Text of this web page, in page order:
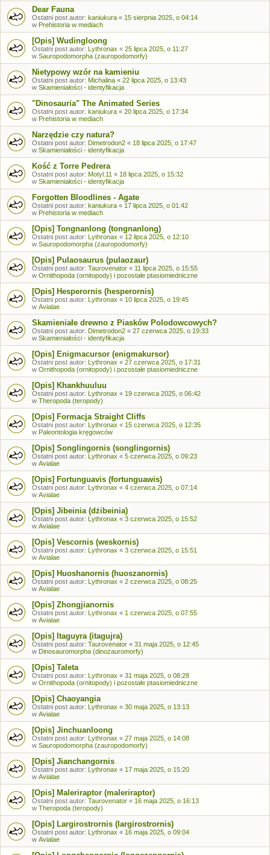
Dear Fauna
Ostatni post autor: kaniukura « 15 sierpnia 2025, o 04:14
w Prehistoria w mediach
[Opis] Wudingloong
Ostatni post autor: Lythronax « 25 lipca 2025, o 11:27
w Sauropodomorpha (zauropodomorfy)
Nietypowy wzór na kamieniu
Ostatni post autor: Michalina « 22 lipca 2025, o 13:43
w Skamieniałości - identyfikacja
"Dinosauria" The Animated Series
Ostatni post autor: kaniukura « 20 lipca 2025, o 17:34
w Prehistoria w mediach
Narzędzie czy natura?
Ostatni post autor: Dimetrodon2 « 18 lipca 2025, o 17:47
w Skamieniałości - identyfikacja
Kość z Torre Pedrera
Ostatni post autor: Motyl.11 « 18 lipca 2025, o 15:32
w Skamieniałości - identyfikacja
Forgotten Bloodlines - Agate
Ostatni post autor: kaniukura « 17 lipca 2025, o 01:42
w Prehistoria w mediach
[Opis] Tongnanlong (tongnanlong)
Ostatni post autor: Lythronax « 12 lipca 2025, o 12:10
w Sauropodomorpha (zauropodomorfy)
[Opis] Pulaosaurus (pulaozaur)
Ostatni post autor: Taurovenator « 11 lipca 2025, o 15:55
w Ornithopoda (ornitopody) i pozostałe ptasiomiedniczne
[Opis] Hesperornis (hesperornis)
Ostatni post autor: Lythronax « 10 lipca 2025, o 19:45
w Avialae
Skamieniałe drewno z Piasków Polodowcowych?
Ostatni post autor: Dimetrodon2 « 27 czerwca 2025, o 19:33
w Skamieniałości - identyfikacja
[Opis] Enigmacursor (enigmakursor)
Ostatni post autor: Lythronax « 27 czerwca 2025, o 17:31
w Ornithopoda (ornitopody) i pozostałe ptasiomiedniczne
[Opis] Khankhuuluu
Ostatni post autor: Lythronax « 19 czerwca 2025, o 06:42
w Theropoda (teropody)
[Opis] Formacja Straight Cliffs
Ostatni post autor: Lythronax « 15 czerwca 2025, o 12:35
w Paleontologia kręgowców
[Opis] Songlingornis (songlingornis)
Ostatni post autor: Lythronax « 5 czerwca 2025, o 09:23
w Avialae
[Opis] Fortunguavis (fortunguawis)
Ostatni post autor: Lythronax « 4 czerwca 2025, o 07:14
w Avialae
[Opis] Jibeinia (dżibeinia)
Ostatni post autor: Lythronax « 3 czerwca 2025, o 15:52
w Avialae
[Opis] Vescornis (weskornis)
Ostatni post autor: Lythronax « 3 czerwca 2025, o 15:51
w Avialae
[Opis] Huoshanornis (huoszanornis)
Ostatni post autor: Lythronax « 2 czerwca 2025, o 08:25
w Avialae
[Opis] Zhongjianornis
Ostatni post autor: Lythronax « 1 czerwca 2025, o 07:55
w Avialae
[Opis] Itaguyra (itagujra)
Ostatni post autor: Taurovenator « 31 maja 2025, o 12:45
w Dinosauromorpha (dinozauromorfy)
[Opis] Taleta
Ostatni post autor: Lythronax « 31 maja 2025, o 08:28
w Ornithopoda (ornitopody) i pozostałe ptasiomiedniczne
[Opis] Chaoyangia
Ostatni post autor: Lythronax « 30 maja 2025, o 13:13
w Avialae
[Opis] Jinchuanloong
Ostatni post autor: Lythronax « 27 maja 2025, o 14:08
w Sauropodomorpha (zauropodomorfy)
[Opis] Jianchangornis
Ostatni post autor: Lythronax « 17 maja 2025, o 15:20
w Avialae
[Opis] Maleriraptor (maleriraptor)
Ostatni post autor: Taurovenator « 16 maja 2025, o 16:13
w Theropoda (teropody)
[Opis] Largirostrornis (largirostrornis)
Ostatni post autor: Lythronax « 16 maja 2025, o 09:04
w Avialae